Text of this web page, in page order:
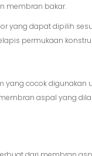
membran bakar.
yang dapat dipilih
permukaan
cocok digunakan
aspal yang